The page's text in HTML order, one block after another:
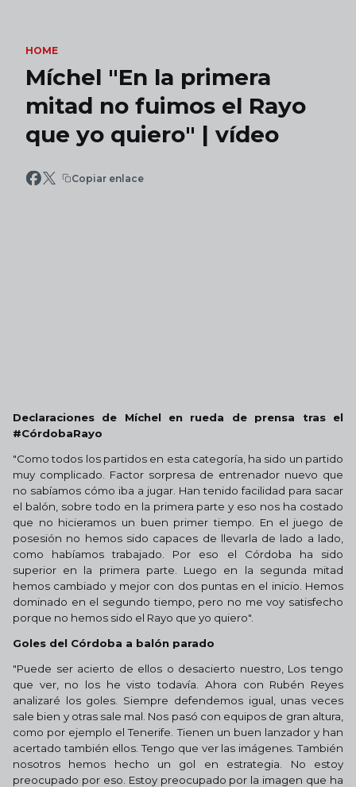
HOME
Míchel "En la primera
mitad no fuimos el Rayo
que yo quiero" | vídeo
Copiar enlace
Declaraciones de Míchel en rueda de prensa tras el
#CórdobaRayo
"Como todos los partidos en esta categoría, ha sido un partido
muy complicado. Factor sorpresa de entrenador nuevo que
no sabíamos cómo iba a jugar. Han tenido facilidad para sacar
el balón, sobre todo en la primera parte y eso nos ha costado
que no hicieramos un buen primer tiempo. En el juego de
posesión no hemos sido capaces de llevarla de lado a lado,
como habíamos trabajado. Por eso el Córdoba ha sido
superior en la primera parte. Luego en la segunda mitad
hemos cambiado y mejor con dos puntas en el inicio. Hemos
dominado en el segundo tiempo, pero no me voy satisfecho
porque no hemos sido el Rayo que yo quiero".
Goles del Córdoba a balón parado
"Puede ser acierto de ellos o desacierto nuestro, Los tengo
que ver, no los he visto todavía. Ahora con Rubén Reyes
analizaré los goles. Siempre defendemos igual, unas veces
sale bien y otras sale mal. Nos pasó con equipos de gran altura,
como por ejemplo el Tenerife. Tienen un buen lanzador y han
acertado también ellos. Tengo que ver las imágenes. También
nosotros hemos hecho un gol en estrategia. No estoy
preocupado por eso. Estoy preocupado por la imagen que ha